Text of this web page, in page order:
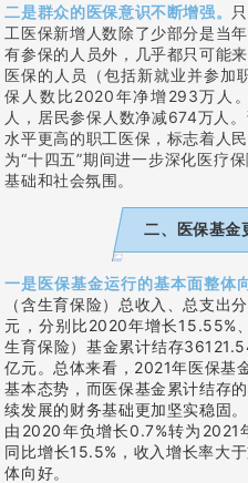
二是群众的医保意识不断增强。
工医保新增人数除了少部分是当
有参保的人员外，几乎都只可能
医保的人员（包括新就业并参加
保人数比2020年净增293万人
人，居民参保人数净减674万人
水平更高的职工医保，标志着人
为“十四五”期间进一步深化医疗
基础和社会氛围。
二、医保基金
一是医保基金运行的基本面整体
（含生育保险）总收入、总支
元，分别比2020年增长15.55%
生育保险）基金累计结存
亿元。总体来看，2021年医保基
基本态势，而医保基金累计结存
续发展的财务基础更加坚实稳固
由2020年负增长0.7%转为2021
同比增长15.5%，收入增长率大
体向好。